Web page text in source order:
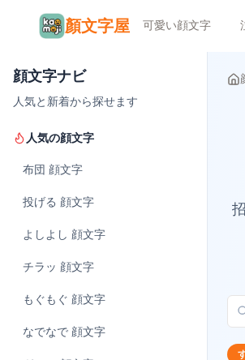
顏文字屋 可愛い顔文字
顔文字ナビ
人気と新着から探せます
人気の顔文字
布団 顔文字
投げる 顔文字
よしよし 顔文字
チラッ 顔文字
もぐもぐ 顔文字
なでなで 顔文字